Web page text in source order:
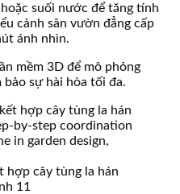
suối nước để tăng tính
cảnh sân vườn đẳng cấp
ánh nhìn.
mềm 3D để mô phỏng
sự hài hòa tối đa.
hợp cây tùng la hán
11